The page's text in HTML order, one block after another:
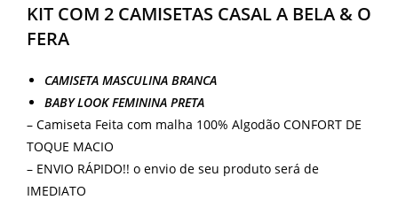
KIT COM 2 CAMISETAS CASAL A BELA & O
FERA
CAMISETA MASCULINA BRANCA
BABY LOOK FEMININA PRETA
– Camiseta Feita com malha 100% Algodão CONFORT DE
TOQUE MACIO
– ENVIO RÁPIDO!! o envio de seu produto será de
IMEDIATO